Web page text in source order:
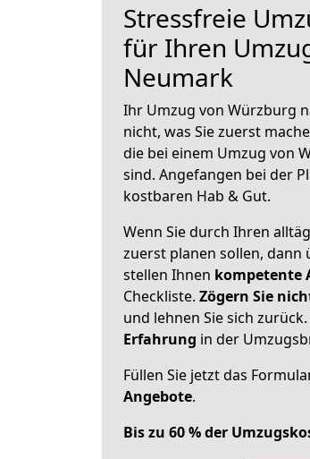
Stressfreie
für Ihren
Neumark
Ihr Umzug von Würzburg
nicht, was Sie zuerst
die bei einem Umzug von
sind. Angefangen bei der
kostbaren Hab & Gut.
Wenn Sie durch Ihren
zuerst planen sollen, dann
stellen Ihnen kompetente
Checkliste. Zögern Sie
und lehnen Sie sich zurück.
Erfahrung in der
Füllen Sie jetzt das
Angebote.
Bis zu 60 % der